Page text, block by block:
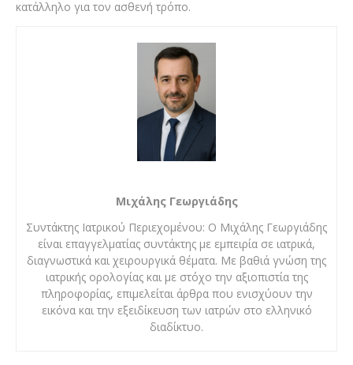
κατάλληλο για τον ασθενή τρόπο.
Μιχάλης Γεωργιάδης
Συντάκτης Ιατρικού Περιεχομένου: Ο Μιχάλης Γεωργιάδης
είναι επαγγελματίας συντάκτης με εμπειρία σε ιατρικά,
διαγνωστικά και χειρουργικά θέματα. Με βαθιά γνώση της
ιατρικής ορολογίας και με στόχο την αξιοπιστία της
πληροφορίας, επιμελείται άρθρα που ενισχύουν την
εικόνα και την εξειδίκευση των ιατρών στο ελληνικό
διαδίκτυο.